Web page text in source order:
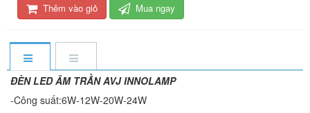
Thêm vào giỏ Mua ngay
ĐÈN LED ÂM TRẦN AVJ INNOLAMP
-Công suất:6W-12W-20W-24W